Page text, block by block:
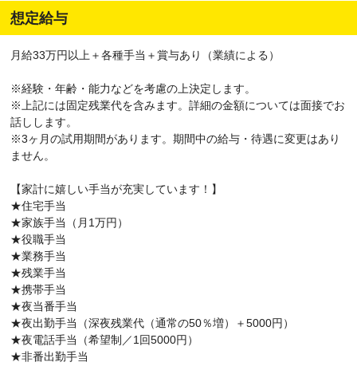
想定給与
月給33万円以上＋各種手当＋賞与あり（業績による）
※経験・年齢・能力などを考慮の上決定します。
※上記には固定残業代を含みます。詳細の金額については面接でお
話しします。
※3ヶ月の試用期間があります。期間中の給与・待遇に変更はあり
ません。
【家計に嬉しい手当が充実しています！】
★住宅手当
★家族手当（月1万円）
★役職手当
★業務手当
★残業手当
★携帯手当
★夜当番手当
★夜出勤手当（深夜残業代（通常の50％増）＋5000円）
★夜電話手当（希望制／1回5000円）
★非番出勤手当